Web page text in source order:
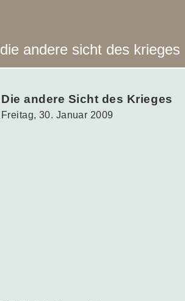
die andere sicht des krieges
Die andere Sicht des Krieges
Freitag, 30. Januar 2009